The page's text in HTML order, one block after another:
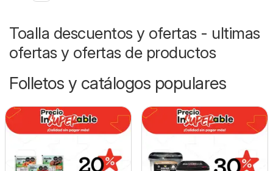
Toalla descuentos y ofertas - ultimas
ofertas y ofertas de productos
Folletos y catálogos populares